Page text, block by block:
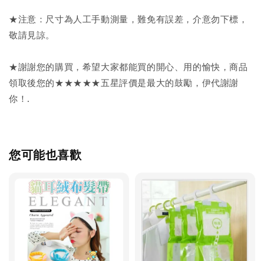
★注意：尺寸為人工手動測量，難免有誤差，介意勿下標，
敬請見諒。
★謝謝您的購買，希望大家都能買的開心、用的愉快，商品
領取後您的★★★★★五星評價是最大的鼓勵，伊代謝謝
你！.
您可能也喜歡